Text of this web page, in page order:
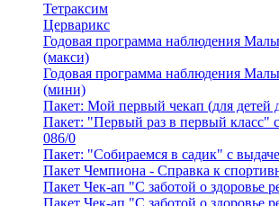
Тетраксим
Церварикс
Годовая программа наблюдения
(макси)
Годовая программа наблюдения
(мини)
Пакет: Мой первый чекап (для детей
Пакет: "Первый раз в первый класс"
086/0
Пакет: "Собираемся в садик" с
Пакет Чемпиона - Справка к
Пакет Чек-ап "С заботой о здоровье
Пакет Чек-ап "С заботой о здоровье